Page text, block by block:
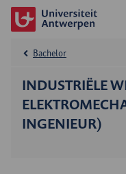
INDUSTRIËLE
INGENIEUR)
Bachelor